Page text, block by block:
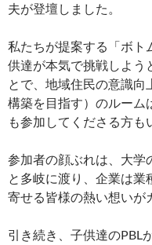
夫が登壇しました。
私たちが提案する「ボト
供達が本気で挑戦しよう
とで、地域住民の意識向
構築を目指す）のルーム
も参加してくださる方も
参加者の顔ぶれは、大学
と多岐に渡り、企業は業
寄せる皆様の熱い想いが
引き続き、子供達のPBL